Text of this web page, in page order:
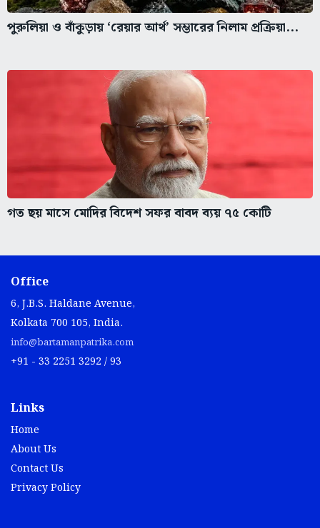
পুরুলিয়া ও বাঁকুড়ায় ‘রেয়ার আর্থ’ সম্ভারের নিলাম প্রক্রিয়া...
গত ছয় মাসে মোদির বিদেশ সফর বাবদ ব্যয় ৭৫ কোটি
Office
6, J.B.S. Haldane Avenue,
Kolkata 700 105, India.
info@bartamanpatrika.com
+91 - 33 2251 3292 / 93
Links
Home
About Us
Contact Us
Privacy Policy